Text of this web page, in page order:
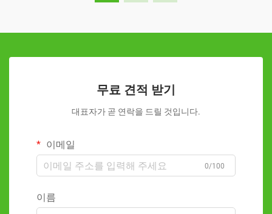
무료 견적 받기
대표자가 곧 연락을 드릴 것입니다.
이메일
0/100
이름